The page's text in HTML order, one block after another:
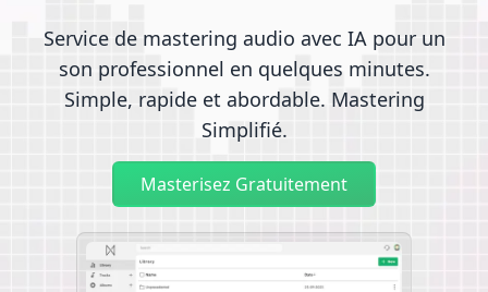
Service de mastering audio avec IA pour un
son professionnel en quelques minutes.
Simple, rapide et abordable. Mastering
Simplifié.
Masterisez Gratuitement